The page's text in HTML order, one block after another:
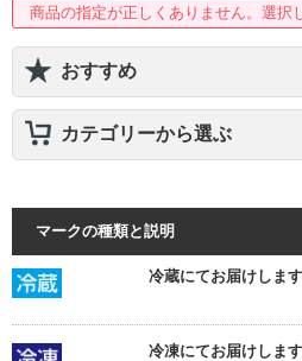
商品の指定が正しくありません。選択
おすすめ
カテゴリーから選ぶ
マークの種類と説明
冷蔵にてお届けします
冷凍にてお届けします